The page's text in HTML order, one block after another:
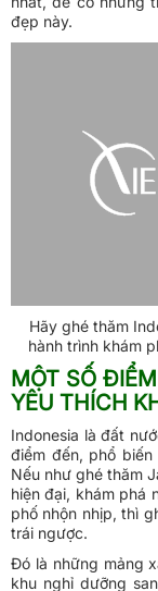
đẹp này.
Hãy ghé thăm
hành trình khám
MỘT SỐ
YÊU THÍCH
Indonesia là đất
điểm đến, phổ
Nếu như ghé thăm
hiện đại, khám phá
phố nhộn nhịp, thì
trái ngược.
Đó là những mảng
khu nghỉ dưỡng